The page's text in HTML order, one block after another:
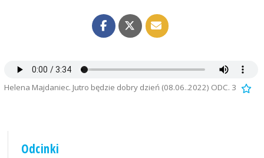
Helena Majdaniec. Jutro będzie dobry dzień (08.06..2022) ODC. 3
Odcinki